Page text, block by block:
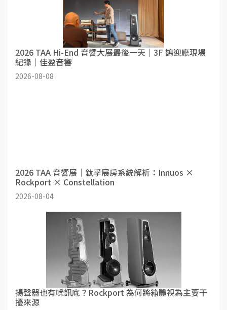
2026 TAA Hi-End 音響大展最後一天｜3F 鵲迎廳現場
紀錄｜佳盈音響
2026-08-08
2026 TAA 音響展｜鈦孚展房系統解析：Innuos ×
Rockport × Constellation
2026-08-04
揚聲器也有噪訊底？Rockport 為何將箱體視為主要干
擾來源